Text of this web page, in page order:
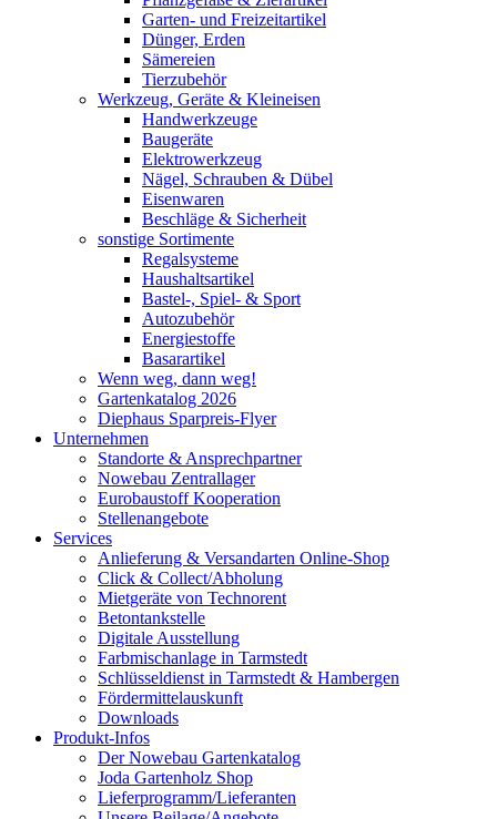
Garten- und Freizeitartikel
Dünger, Erden
Sämereien
Tierzubehör
Werkzeug, Geräte & Kleineisen
Handwerkzeuge
Baugeräte
Elektrowerkzeug
Nägel, Schrauben & Dübel
Eisenwaren
Beschläge & Sicherheit
sonstige Sortimente
Regalsysteme
Haushaltsartikel
Bastel-, Spiel- & Sport
Autozubehör
Energiestoffe
Basarartikel
Wenn weg, dann weg!
Gartenkatalog 2026
Diephaus Sparpreis-Flyer
Unternehmen
Standorte & Ansprechpartner
Nowebau Zentrallager
Eurobaustoff Kooperation
Stellenangebote
Services
Anlieferung & Versandarten Online-Shop
Click & Collect/Abholung
Mietgeräte von Technorent
Betontankstelle
Digitale Ausstellung
Farbmischanlage in Tarmstedt
Schlüsseldienst in Tarmstedt & Hambergen
Fördermittelauskunft
Downloads
Produkt-Infos
Der Nowebau Gartenkatalog
Joda Gartenholz Shop
Lieferprogramm/Lieferanten